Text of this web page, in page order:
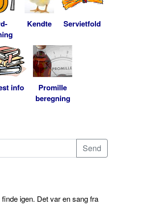
Kendte Servietfold
info
Promille
beregning
igen. Det var en sang fra